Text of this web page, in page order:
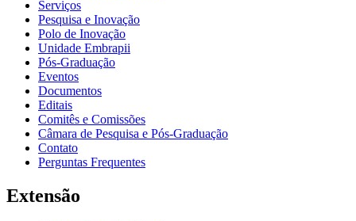
Serviços
Pesquisa e Inovação
Polo de Inovação
Unidade Embrapii
Pós-Graduação
Eventos
Documentos
Editais
Comitês e Comissões
Câmara de Pesquisa e Pós-Graduação
Contato
Perguntas Frequentes
Extensão